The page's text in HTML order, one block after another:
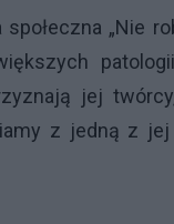
„Nie
jej
z jedną z jej